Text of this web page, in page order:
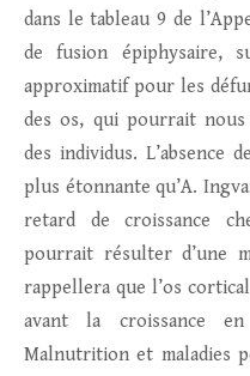
dans le tableau 9 de
de fusion épiphysaire,
approximatif pour les
des os, qui pourrait
des individus. L’absence
plus étonnante qu’A.
retard de croissance
pourrait résulter d’une
rappellera que l’os
avant la croissance
Malnutrition et maladies